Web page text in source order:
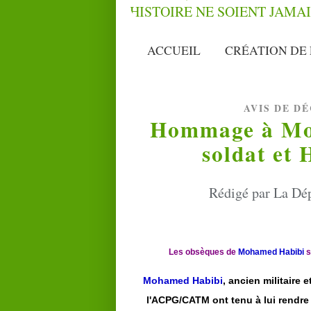
ACCUEIL CRÉATION
AVIS DE
Hommage à
soldat et
Rédigé par La
Les obsèques de Mohamed Habibi
Mohamed Habibi, ancien militaire
l'ACPG/CATM ont tenu à lui